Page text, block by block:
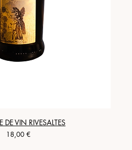
DE VIN RIVESALTES
Precio
18,00 €